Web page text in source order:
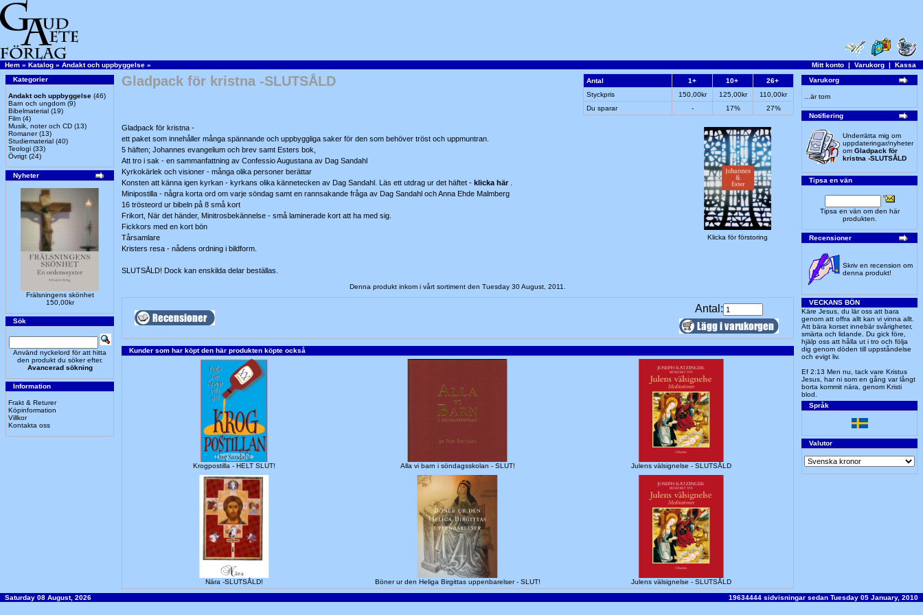
Hem » Katalog » Andakt och uppbyggelse » Mitt konto | Varukorg | Kassa
Kategorier
Andakt och uppbyggelse (46)
Barn och ungdom (9)
Bibelmaterial (19)
Film (4)
Musik, noter och CD (13)
Romaner(13)
Studiematerial (40)
Teologi (33)
Övrigt (24)
Nyheter
Frälsningens skönhet
150,00kr
Sök
Använd nyckelord för att hitta
den produkt du söker efter.
Avancerad sökning
Information
Frakt & Returer
Köpinformation
Villkor
Kontakta oss
Gladpack för kristna -SLUTSÅLD Antal 1+ 10+
26+
Styckpris
150,00kr 125,00kr
110,00kr
Du sparar
- 17% 27%
Klicka för förstoring
Gladpack för kristna -
ett paket som innehåller många spännande och uppbyggliga saker för den som behöver tröst och uppmuntran.
5 häften; Johannes evangelium och brev samt Esters bok,
Att tro i sak - en sammanfattning av Confessio Augustana av Dag Sandahl
Kyrkokärlek och visioner - många olika personer berättar
Konsten att känna igen kyrkan - kyrkans olika kännetecken av Dag Sandahl. Läs ett utdrag ur det häftet - klicka här
Minipostilla - några korta ord om varje söndag samt en rannsakande fråga av Dag Sandahl och Anna Ehde Malmberg
16 trösteord ur bibeln på 8 små kort
Frikort, När det händer, Minitrosbekännelse - små laminerade kort att ha med sig.
Fickkors med en kort bön
Tårsamlare
Kristers resa - nådens ordning i bildform.
SLUTSÅLD! Dock kan enskilda delar beställas.
Denna produkt inkom i vårt sortiment den Tuesday 30 August, 2011.
Antal:
Kunder som har köpt den här produkten köpte också
Krogpostilla - HELT SLUT! Alla vi barn i söndagsskolan - SLUT! Julens välsignelse - SLUTSÅLD
Nära -SLUTSÅLD! Böner ur den Heliga Birgittas uppenbarelser - SLUT! Julens välsignelse - SLUTSÅLD
Varukorg
...är tom
Notifiering
Underrätta mig om
uppdateringar/nyheter
om Gladpack för
kristna -SLUTSÅLD
Tipsa en vän
Tipsa en vän om den här
produkten.
Recensioner
Skriv en recension om
denna produkt!
VECKANS BÖN
Käre Jesus, du lär oss att bara
genom att offra allt kan vi vinna allt.
Att bära korset innebär svårigheter,
smärta och lidande. Du gick före,
hjälp oss att hålla ut i tro och följa
dig genom döden till uppståndelse
och evigt liv.
Ef 2:13 Men nu, tack vare Kristus
Jesus, har ni som en gång var långt
borta kommit nära, genom Kristi
blod.
Språk
Valutor
Saturday 08 August, 2026 19634444 sidvisningar sedan Tuesday 05 January, 2010